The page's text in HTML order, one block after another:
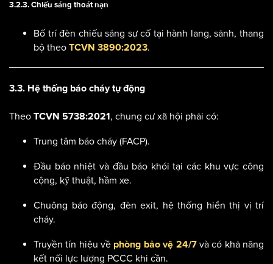
3.2.3. Chiếu sáng thoát nạn
Bố trí đèn chiếu sáng sự cố tại hành lang, sảnh, thang
bộ theo TCVN 3890:2023.
3.3. Hệ thống báo cháy tự động
Theo TCVN 5738:2021 , chung cư xã hội phải có:
Trung tâm báo cháy (FACP).
Đầu báo nhiệt và đầu báo khói tại các khu vực công
cộng, kỹ thuật, hầm xe.
Chuông báo động, đèn exit, hệ thống hiển thị vị trí
cháy.
Truyền tín hiệu về phòng bảo vệ 24/7và có khả năng
kết nối lực lượng PCCC khi cần.